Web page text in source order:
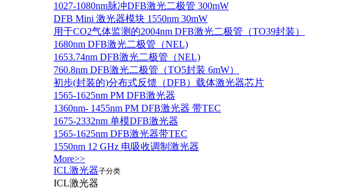
1027-1080nm脉冲DFB激光二极管 300mW
DFB Mini 激光器模块 1550nm 30mW
用于CO2气体监测的2004nm DFB激光二极管（TO39封装）
1680nm DFB激光二极管（NEL)
1653.74nm DFB激光二极管（NEL)
760.8nm DFB激光二极管（TO5封装 6mW）
初步(封装的)分布式反馈（DFB）载体激光器芯片
1565-1625nm PM DFB激光器
1360nm- 1455nm PM DFB激光器 带TEC
1675-2332nm 单模DFB激光器
1565-1625nm DFB激光器带TEC
1550nm 12 GHz 电吸收调制激光器
More>>
ICL激光器子分类
ICL激光器